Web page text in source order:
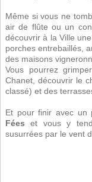
Même si vous ne
air de flûte ou un
découvrir à la Ville
porches entrebaillés,
des maisons
Vous pourrez
Chanet, découvrir le
classé) et des
Et pour finir avec un
Fées et vous y
susurrées par le vent